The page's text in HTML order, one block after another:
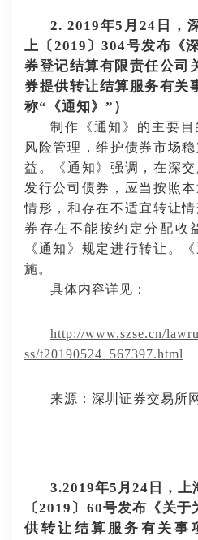
2. 2019年5月24日，
上〔2019〕304号发布《
券登记结算有限责任公司
券提供转让结算服务有关
称“《通知》”）
制作《通知》的主要
风险管理，维护债券市场
益。《通知》强调，在深
发行公司债券，应当按照
情形，和存在不适宜转让
券存在不能按约定分配收
《通知》规定进行转让。
施。
具体内容详见：
http://www.szse.cn/
ss/t20190524_567397.html
来源：深圳证券交易所
3.2019年5月24日，
〔2019〕60号发布《关
供转让结算服务有关事